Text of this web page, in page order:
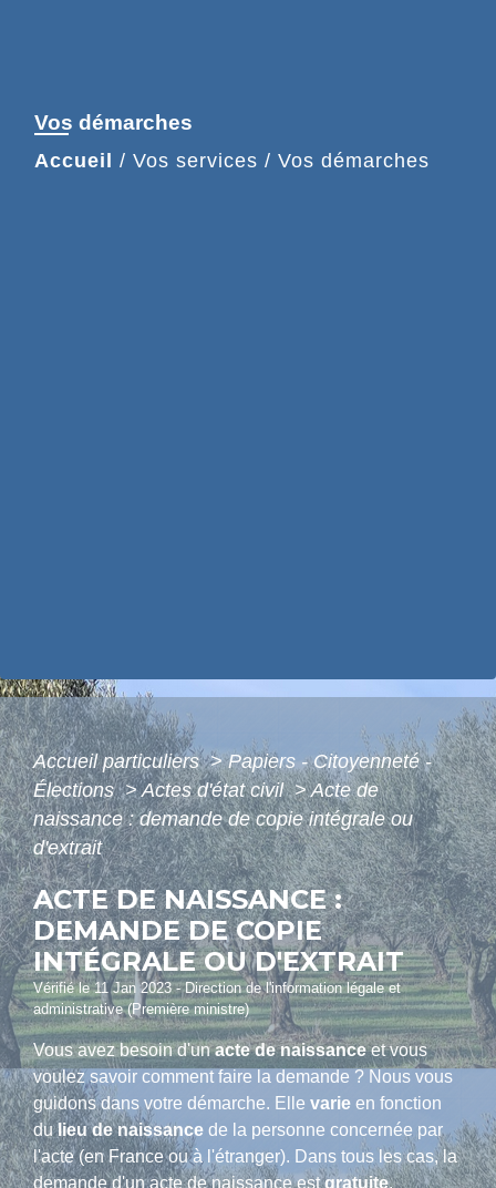
Vos démarches
Accueil / Vos services / Vos démarches
Accueil particuliers> Papiers - Citoyenneté -
Élections> Actes d'état civil> Acte de
naissance : demande de copie intégrale ou
d'extrait
ACTE DE NAISSANCE :
DEMANDE DE COPIE
INTÉGRALE OU D'EXTRAIT
Vérifié le 11 Jan 2023 - Direction de l'information légale et
administrative (Première ministre)
Vous avez besoin d'unacte de naissanceet vous
voulez savoir comment faire la demande ? Nous vous
guidons dans votre démarche. Elle varie en fonction
dulieu de naissance de la personne concernée par
l'acte (en France ou à l'étranger). Dans tous les cas, la
demande d'un acte de naissance estgratuite.